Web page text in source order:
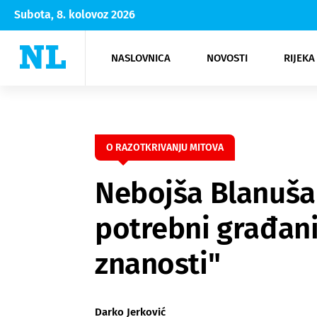
Subota, 8. kolovoz 2026
NASLOVNICA NOVOSTI
Rijeka Opatija
NK
Moda
Kultura
O RAZOTKRIVANJU MITOVA
Nebojša
potrebni
znanosti"
Darko Jerković